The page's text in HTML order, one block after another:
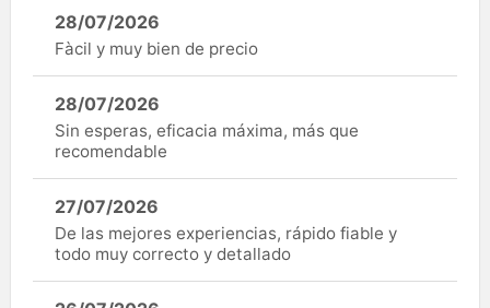
28/07/2026
Fàcil y muy bien de precio
28/07/2026
Sin esperas, eficacia máxima, más que
recomendable
27/07/2026
De las mejores experiencias, rápido fiable y
todo muy correcto y detallado